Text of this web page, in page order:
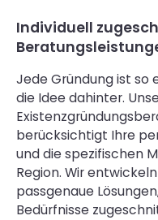
Individuell
Jede Gründung ist so
die Idee dahinter.
berücksichtigt Ihre
und die spezifischen
Region. Wir
passgenaue
Bedürfnisse